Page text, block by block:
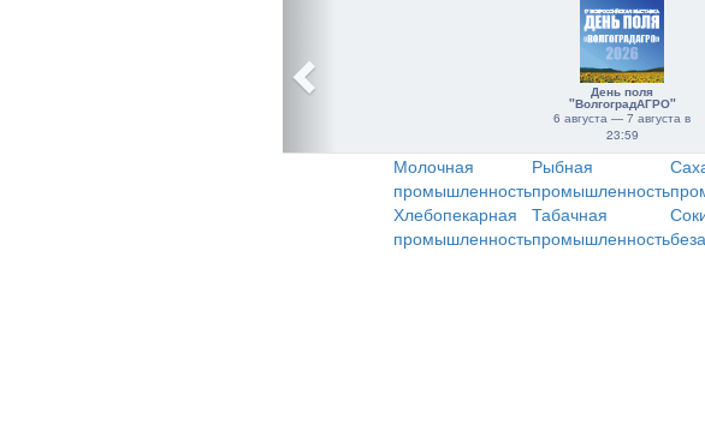
День поля
"ВолгоградАГРО"
6 августа — 7 августа в
23:59
Молочная
промышленность
Рыбная
промышленность
Хлебопекарная
промышленность
Табачная
промышленность